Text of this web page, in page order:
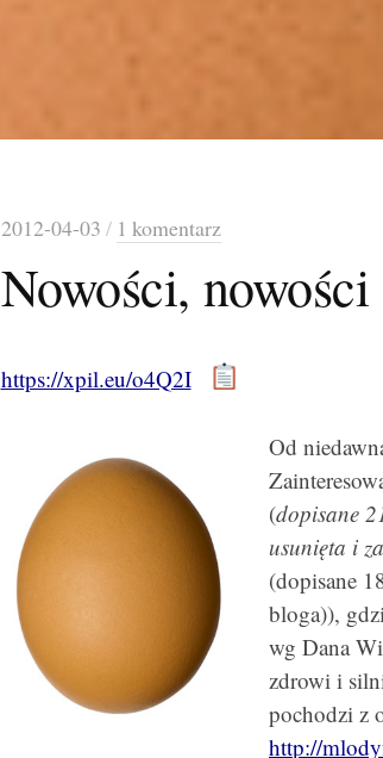
2012-04-03 / 1 komentarz
Nowości, nowości
https://xpil.eu/o4Q2I
Od
(dopisane
usunięta i
(dopisane
bloga)),
wg Dana
zdrowi i
pochodzi z
http://